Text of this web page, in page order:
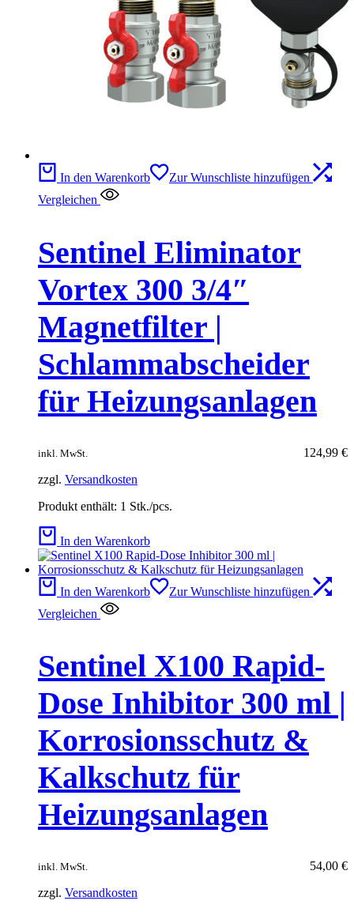
In den Warenkorb
Zur Wunschliste hinzufügen
Vergleichen
Sentinel Eliminator
Vortex 300 3/4″
Magnetfilter |
Schlammabscheider
für Heizungsanlagen
124,99 €
inkl. MwSt.
zzgl. Versandkosten
Produkt enthält: 1 Stk./pcs.
In den Warenkorb
In den Warenkorb
Zur Wunschliste hinzufügen
Vergleichen
Sentinel X100 Rapid-
Dose Inhibitor 300 ml |
Korrosionsschutz &
Kalkschutz für
Heizungsanlagen
54,00 €
inkl. MwSt.
zzgl. Versandkosten